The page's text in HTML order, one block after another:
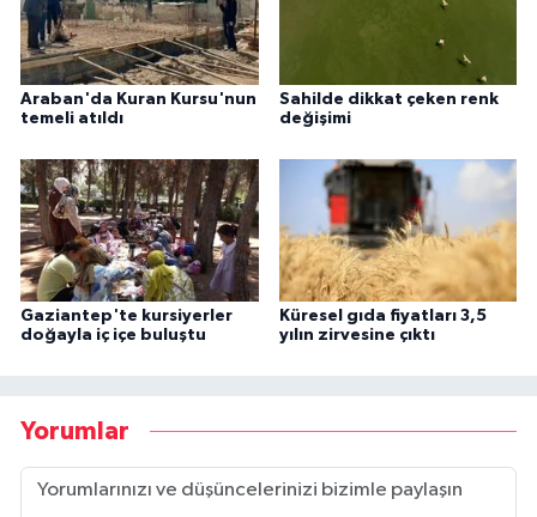
Araban'da Kuran Kursu'nun
temeli atıldı
Sahilde dikkat çeken renk
değişimi
Gaziantep'te kursiyerler
doğayla iç içe buluştu
Küresel gıda fiyatları 3,5
yılın zirvesine çıktı
Yorumlar